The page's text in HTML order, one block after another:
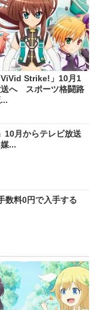
ViVid Strike!」10月1
送へ スポーツ格闘路
10月からテレビ放送
...
数料0円で入手する